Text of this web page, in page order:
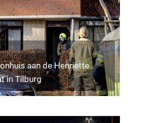
aan de Henriette
in Tilburg